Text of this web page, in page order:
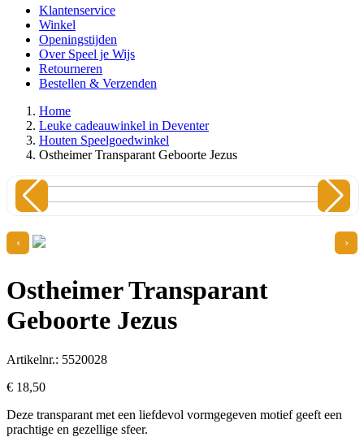
Klantenservice
Winkel
Openingstijden
Over Speel je Wijs
Retourneren
Bestellen & Verzenden
Home
Leuke cadeauwinkel in Deventer
Houten Speelgoedwinkel
Ostheimer Transparant Geboorte Jezus
›
‹
Ostheimer Transparant
Geboorte Jezus
Artikelnr.: 5520028
€ 18,50
Deze transparant met een liefdevol vormgegeven motief geeft een
prachtige en gezellige sfeer.